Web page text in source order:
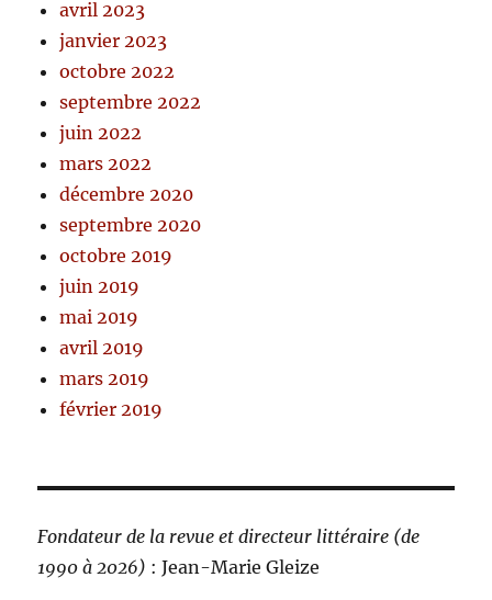
avril 2023
janvier 2023
octobre 2022
septembre 2022
juin 2022
mars 2022
décembre 2020
septembre 2020
octobre 2019
juin 2019
mai 2019
avril 2019
mars 2019
février 2019
Fondateur de la revue et directeur littéraire (de
1990 à 2026) : Jean-Marie Gleize